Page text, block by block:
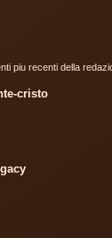
piu recenti della
cristo